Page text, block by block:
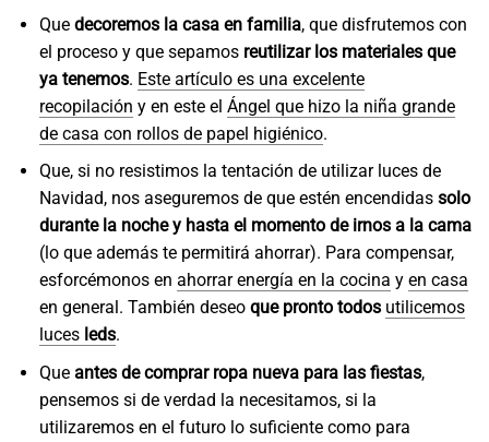
Que decoremos la casa en familia, que disfrutemos con
el proceso y que sepamos reutilizar los materiales que
ya tenemos. Este artículo es una excelente
recopilación y en este el Ángel que hizo la niña grande
de casa con rollos de papel higiénico.
Que, si no resistimos la tentación de utilizar luces de
Navidad, nos aseguremos de que estén encendidas solo
durante la noche y hasta el momento de irnos a la cama
(lo que además te permitirá ahorrar). Para compensar,
esforcémonos en ahorrar energía en la cocina y en casa
en general. También deseo que pronto todos utilicemos
luces leds.
Que antes de comprar ropa nueva para las fiestas,
pensemos si de verdad la necesitamos, si la
utilizaremos en el futuro lo suficiente como para